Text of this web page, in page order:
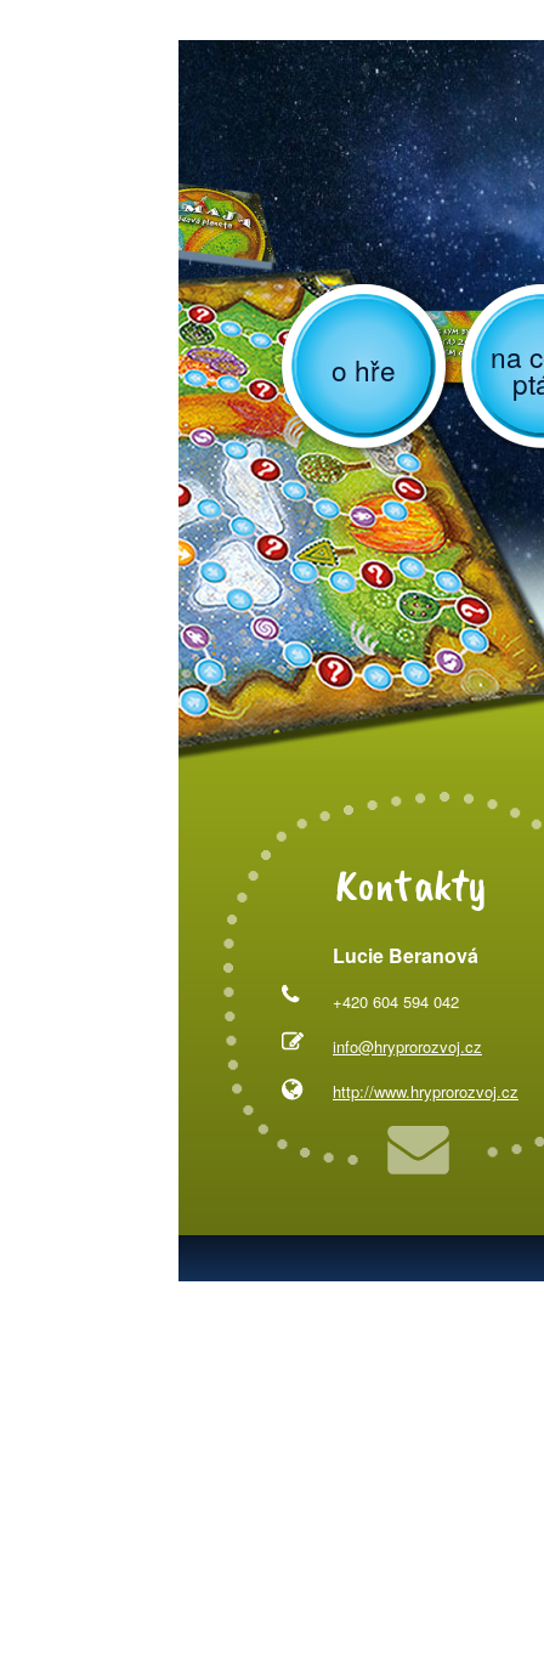
o hře na
Kontakty
Lucie Beranová
+420 604 594 042
info@hryprorozvoj.cz
http://www.hryprorozvoj.cz